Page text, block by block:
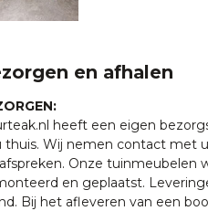
en afhalen
heeft een eigen
thuis. Wij nemen contact met
Onze tuinmeubelen
en geplaatst.
Bij het afleveren van een